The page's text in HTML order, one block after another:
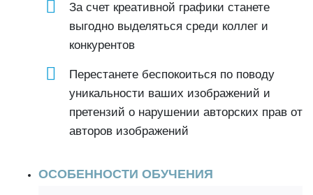
За счет креативной графики станете
выгодно выделяться среди коллег и
конкурентов
Перестанете беспокоиться по поводу
уникальности ваших изображений и
претензий о нарушении авторских прав от
авторов изображений
ОСОБЕННОСТИ ОБУЧЕНИЯ